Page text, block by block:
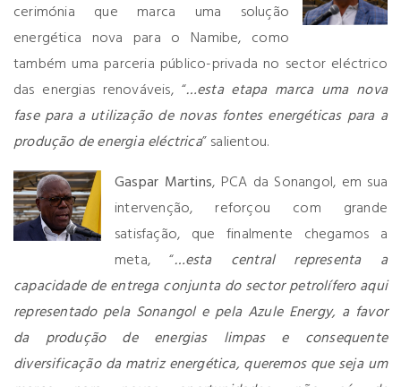
cerimónia que marca uma solução
energética nova para o Namibe, como
também uma parceria público-privada no sector eléctrico
das energias renováveis, “…esta etapa marca uma nova
fase para a utilização de novas fontes energéticas para a
produção de energia eléctrica” salientou.
Gaspar Martins, PCA da Sonangol, em sua
intervenção, reforçou com grande
satisfação, que finalmente chegamos a
meta, “…esta central representa a
capacidade de entrega conjunta do sector petrolífero aqui
representado pela Sonangol e pela Azule Energy, a favor
da produção de energias limpas e consequente
diversificação da matriz energética, queremos que seja um